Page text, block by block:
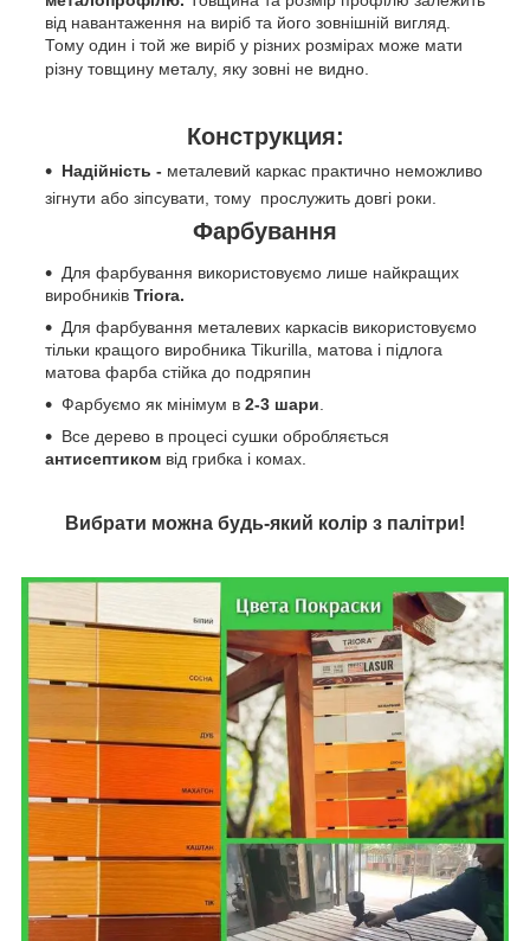
від навантаження на виріб та його зовнішній вигляд.
Тому один і той же виріб у різних розмірах може мати
різну товщину металу, яку зовні не видно.
Конструкция:
Надійність - металевий каркас практично неможливо
зігнути або зіпсувати, тому прослужить довгі роки.
Фарбування
Для фарбування використовуємо лише найкращих
виробників Triora.
Для фарбування металевих каркасів використовуємо
тільки кращого виробника Tikurilla, матова і підлога
матова фарба стійка до подряпин
Фарбуємо як мінімум в 2-3 шари.
Все дерево в процесі сушки обробляється
антисептиком від грибка і комах.
Вибрати можна будь-який колір з палітри!